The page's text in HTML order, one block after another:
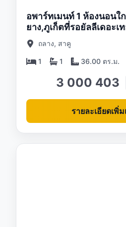
อพาร์ทเมนท์ 1 ห้องนอนใ
ยาง,ภูเก็ตที่รอยัลลีเดอะเ
ถลาง, สาคู
1 1 36.00 ตร.ม.
3 000 403
รายละเอียดเพิ่ม